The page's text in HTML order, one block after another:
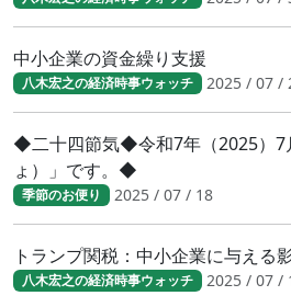
中小企業の資金繰り支援
八木宏之の経済時事ウォッチ 2025 / 07 /
◆二十四節気◆令和7年（2025）7
ょ）」です。◆
季節のお便り 2025 / 07 / 18
トランプ関税：中小企業に与える
八木宏之の経済時事ウォッチ 2025 / 07 /